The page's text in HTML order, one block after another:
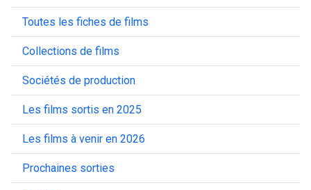
Toutes les fiches de films
Collections de films
Sociétés de production
Les films sortis en 2025
Les films à venir en 2026
Prochaines sorties